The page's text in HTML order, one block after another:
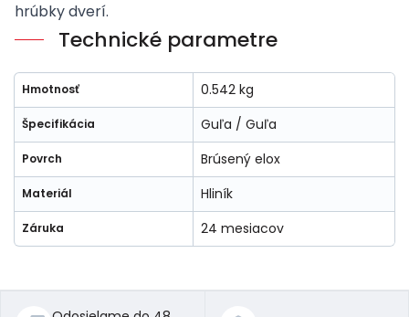
hrúbky dverí.
Technické parametre
Hmotnosť 0.542 kg
Špecifikácia Guľa / Guľa
Povrch Brúsený elox
Materiál Hliník
Záruka 24 mesiacov